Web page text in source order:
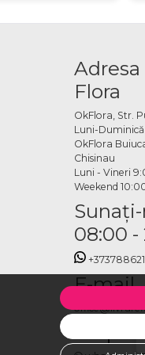
Flora
OkFlora, Str.
Luni-
OkFlora
Chisinau
Luni - Vineri
Weekend
08:00 -
E-mail
Ne